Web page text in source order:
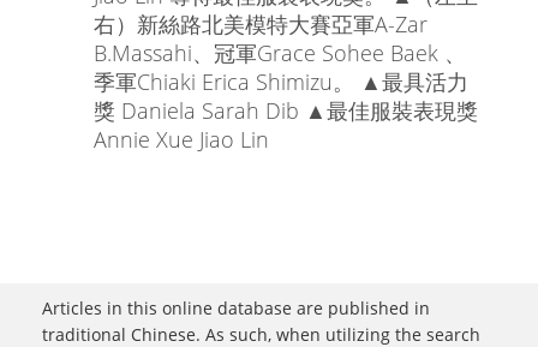
右）新絲路北美模特大賽亞軍A-Zar
B.Massahi、冠軍Grace Sohee Baek 、
季軍Chiaki Erica Shimizu。 ▲最具活力
獎 Daniela Sarah Dib ▲最佳服裝表現獎
Annie Xue Jiao Lin
Articles in this online database are published in
traditional Chinese. As such, when utilizing the search